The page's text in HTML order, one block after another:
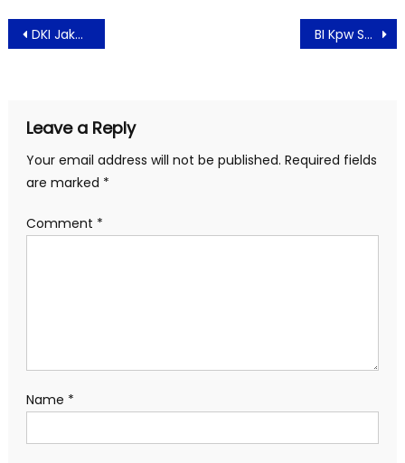
Post
navigation
DKI Jakarta Masuk Daftar Kota Termahal di Dunia BI Kpw Solo Gandeng TUTYADIB Tampilkan Keindahan Batik Tulis Adibusana di Muffest 2021
Leave a Reply
Your email address will not be published. Required fields
are marked *
Comment *
Name *